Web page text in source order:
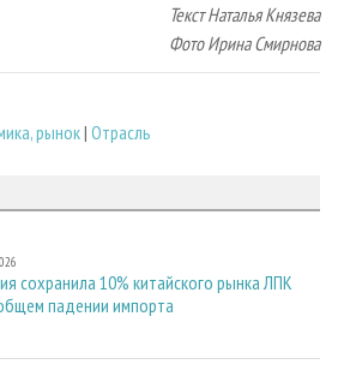
Текст Наталья Князева
Фото Ирина Смирнова
рынок| Отрасль
сохранила 10% китайского рынка ЛПК
падении импорта